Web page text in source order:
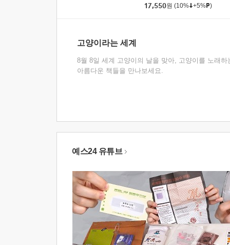
17,550원 (10% +5% )
고양이라는 세계
8월 8일 세계 고양이의 날을 맞아, 고양이를 노래하
아름다운 책들을 만나보세요.
예스24 유튜브